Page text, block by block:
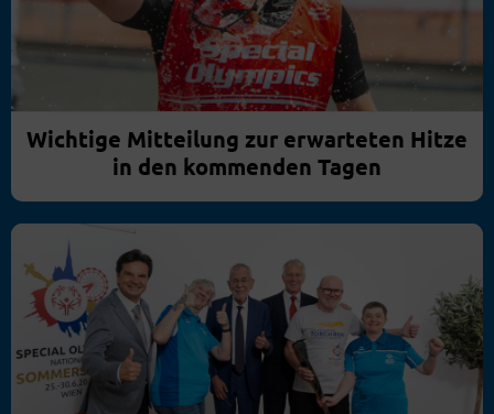
Wichtige Mitteilung zur erwarteten Hitze
in den kommenden Tagen